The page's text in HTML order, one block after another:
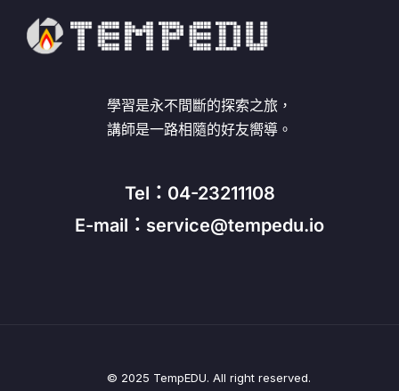
學習是永不間斷的探索之旅，
講師是一路相隨的好友嚮導。
Tel：04-23211108
E-mail：service@tempedu.io
© 2025 TempEDU. All right reserved.